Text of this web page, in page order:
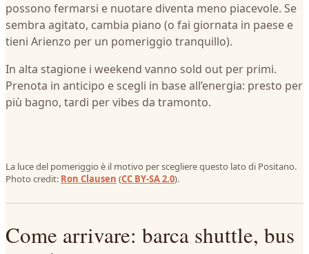
possono fermarsi e nuotare diventa meno piacevole. Se
sembra agitato, cambia piano (o fai giornata in paese e
tieni Arienzo per un pomeriggio tranquillo).
In alta stagione i weekend vanno sold out per primi.
Prenota in anticipo e scegli in base all’energia: presto per
più bagno, tardi per vibes da tramonto.
La luce del pomeriggio è il motivo per scegliere questo lato di Positano.
Photo credit: Ron Clausen (CC BY-SA 2.0).
Come arrivare: barca shuttle, bus